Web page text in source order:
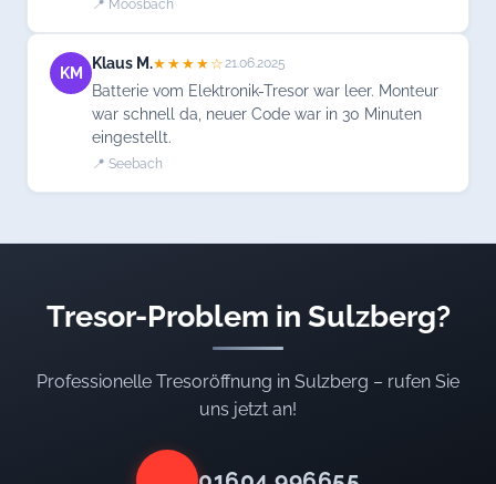
📍 Moosbach
KM
Klaus M.★★★★☆21.06.2025
Batterie vom Elektronik-Tresor war leer. Monteur
war schnell da, neuer Code war in 30 Minuten
eingestellt.
📍 Seebach
Tresor-Problem in Sulzberg?
Professionelle Tresoröffnung in Sulzberg – rufen Sie
uns jetzt an!